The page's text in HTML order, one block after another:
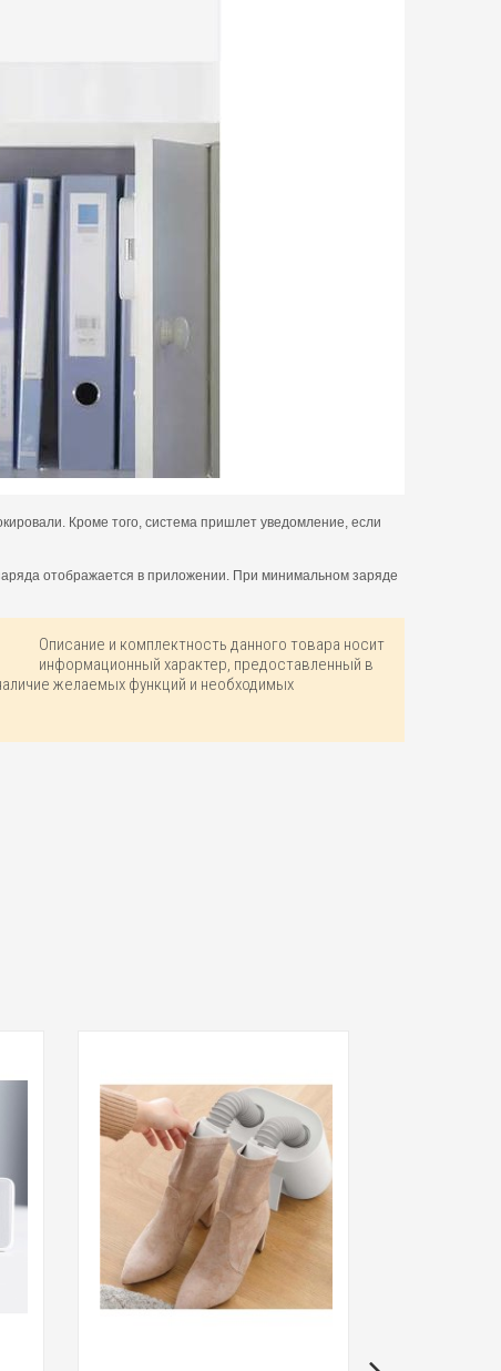
Кроме того, система пришлет уведомление, если
отображается в приложении. При минимальном заряде
Описание и комплектность данного товара носит
информационный характер, предоставленный в
желаемых функций и необходимых